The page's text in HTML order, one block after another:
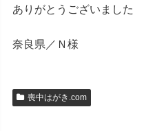
ありがとうございました
奈良県／Ｎ様
喪中はがき.com